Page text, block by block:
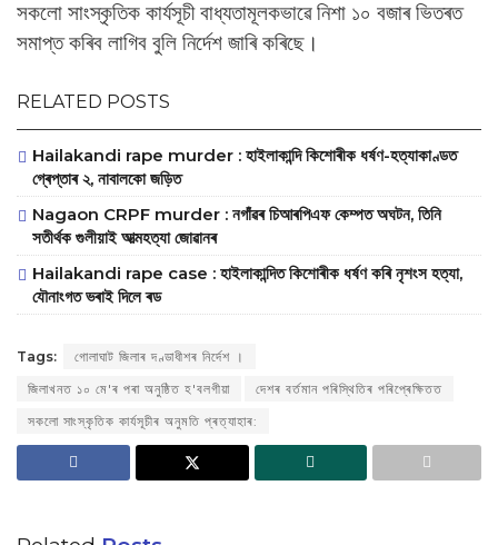
সকলো সাংস্কৃতিক কাৰ্যসূচী বাধ্যতামূলকভাৱে নিশা ১০ বজাৰ ভিতৰত
সমাপ্ত কৰিব লাগিব বুলি নিৰ্দেশ জাৰি কৰিছে।
RELATED POSTS
Hailakandi rape murder : হাইলাকান্দি কিশোৰীক ধৰ্ষণ-হত্যাকাণ্ডত
গ্ৰেপ্তাৰ ২, নাবালকো জড়িত
Nagaon CRPF murder : নগাঁৱৰ চিআৰপিএফ কেম্পত অঘটন, তিনি
সতীৰ্থক গুলীয়াই আত্মহত্যা জোৱানৰ
Hailakandi rape case : হাইলাকান্দিত কিশোৰীক ধৰ্ষণ কৰি নৃশংস হত্যা,
যৌনাংগত ভৰাই দিলে ৰড
Tags:
গোলাঘাট জিলাৰ দণ্ডাধীশৰ নিৰ্দেশ ।
জিলাখনত ১০ মে'ৰ পৰা অনুষ্ঠিত হ'বলগীয়া
দেশৰ বৰ্তমান পৰিস্থিতিৰ পৰিপ্ৰেক্ষিতত
সকলো সাংস্কৃতিক কাৰ্যসূচীৰ অনুমতি প্ৰত্যাহাৰ: